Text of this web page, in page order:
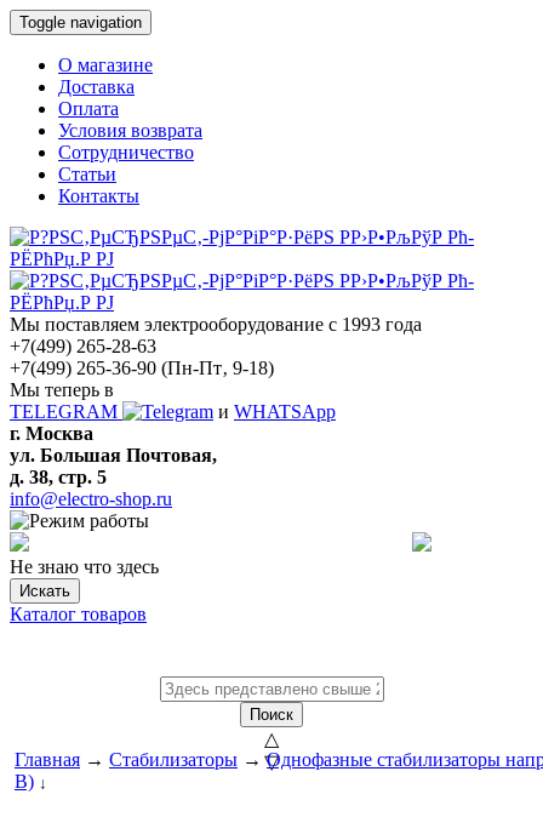
Toggle navigation
О магазине
Доставка
Оплата
Условия возврата
Сотрудничество
Статьи
Контакты
Мы поставляем электрооборудование с 1993 года
+7(499) 265-28-63
+7(499) 265-36-90 (Пн-Пт‚ 9-18)
Мы теперь в
TELEGRAM
и WHATSApp
г. Москва
ул. Большая Почтовая,
д. 38, стр. 5
info@electro-shop.ru
Не знаю что здесь
Искать
Каталог товаров
Поиск
△
▽
Главная → Стабилизаторы → Однофазные стабилизаторы
В) ↓